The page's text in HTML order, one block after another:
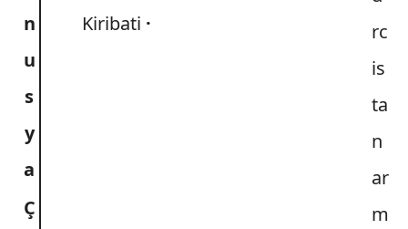
n
u
s
y
a
Kiribati
Ç